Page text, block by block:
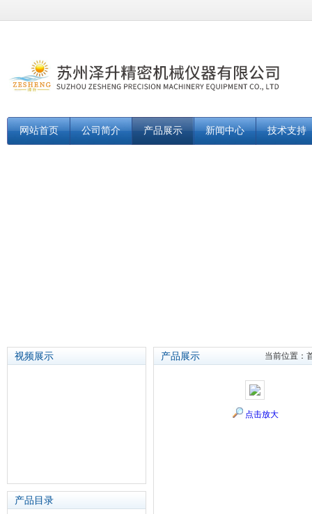
网站首页 公司简介 产品展示 新闻中心 技术支持
视频展示
产品目录
产品展示 当前位置：
点击放大